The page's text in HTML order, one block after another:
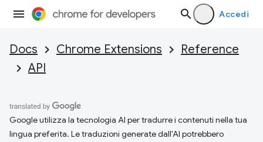
Accedi
Docs Chrome Extensions
Reference
API
Google utilizza la tecnologia AI per tradurre i contenuti nella tua
lingua preferita. Le traduzioni generate dall'AI potrebbero